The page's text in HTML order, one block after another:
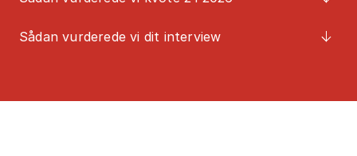
Sådan vurderede vi dit interview